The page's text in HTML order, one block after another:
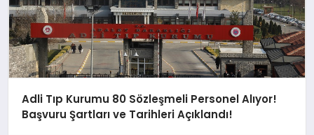
Adli Tıp Kurumu 80 Sözleşmeli Personel Alıyor!
Başvuru Şartları ve Tarihleri Açıklandı!